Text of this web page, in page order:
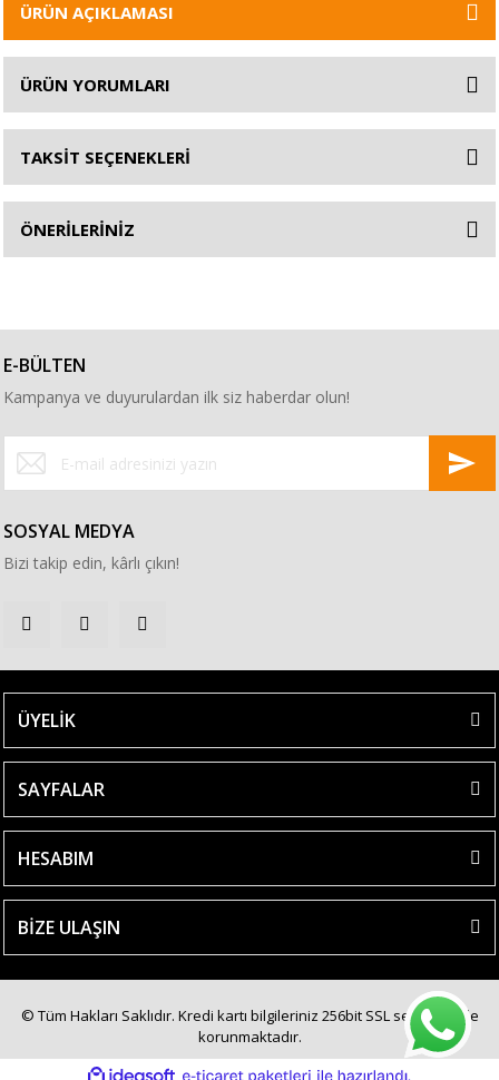
ÜRÜN AÇIKLAMASI
ÜRÜN YORUMLARI
TAKSİT SEÇENEKLERİ
ÖNERİLERİNİZ
E-BÜLTEN
Kampanya ve duyurulardan ilk siz haberdar olun!
SOSYAL MEDYA
Bizi takip edin, kârlı çıkın!
ÜYELİK
SAYFALAR
HESABIM
BİZE ULAŞIN
© Tüm Hakları Saklıdır. Kredi kartı bilgileriniz 256bit SSL sertifikası ile
korunmaktadır.
ideasoft e-